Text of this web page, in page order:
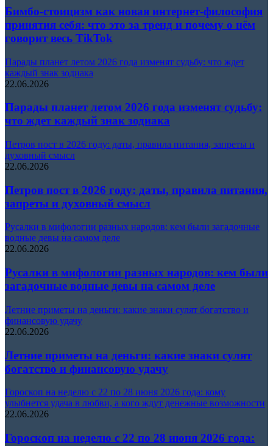
Бимбо-стоицизм как новая интернет-философия
принятия себя: что это за тренд и почему о нём
говорит весь TikTok
Парады планет летом 2026 года изменят судьбу: что ждет
каждый знак зодиака
22.06.2026
Парады планет летом 2026 года изменят судьбу:
что ждет каждый знак зодиака
Петров пост в 2026 году: даты, правила питания, запреты и
духовный смысл
22.06.2026
Петров пост в 2026 году: даты, правила питания,
запреты и духовный смысл
Русалки в мифологии разных народов: кем были загадочные
водные девы на самом деле
22.06.2026
Русалки в мифологии разных народов: кем были
загадочные водные девы на самом деле
Летние приметы на деньги: какие знаки сулят богатство и
финансовую удачу
22.06.2026
Летние приметы на деньги: какие знаки сулят
богатство и финансовую удачу
Гороскоп на неделю с 22 по 28 июня 2026 года: кому
улыбнется удача в любви, а кого ждут денежные возможности
22.06.2026
Гороскоп на неделю с 22 по 28 июня 2026 года: